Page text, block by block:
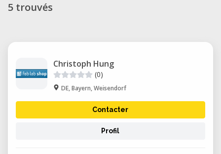
5 trouvés
Christoph Hung
(0)
DE, Bayern, Weisendorf
Contacter
Profil